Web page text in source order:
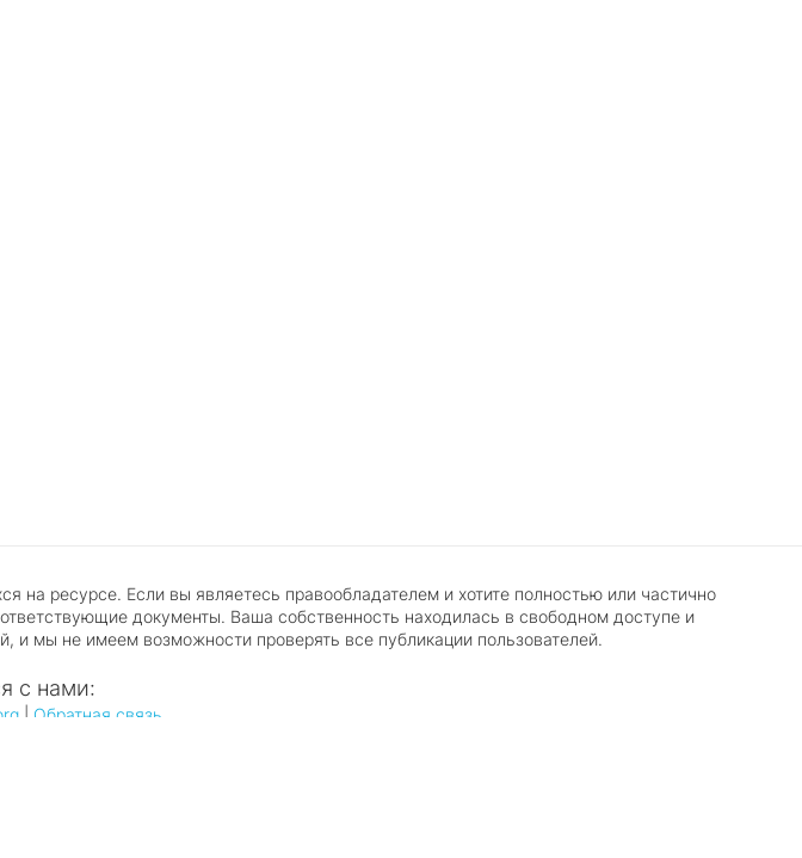
на ресурсе. Если вы являетесь правообладателем и хотите полностью или частично
документы. Ваша собственность находилась в свободном доступе и
и мы не имеем возможности проверять все публикации пользователей.
с нами:
| Обратная связь